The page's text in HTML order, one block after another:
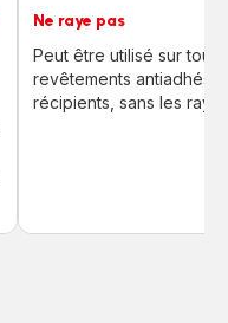
Ne raye pas
Peut être utilisé sur tous
revêtements
récipients, sans les